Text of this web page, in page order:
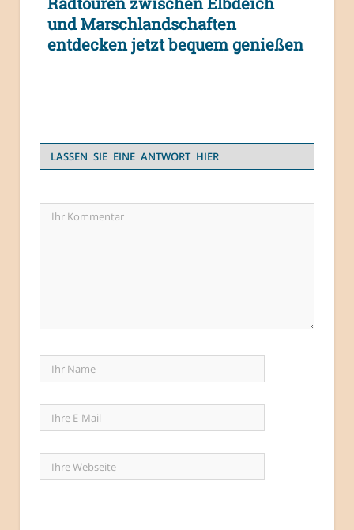
und Marschlandschaften
entdecken jetzt bequem genießen
LASSEN SIE EINE ANTWORT HIER